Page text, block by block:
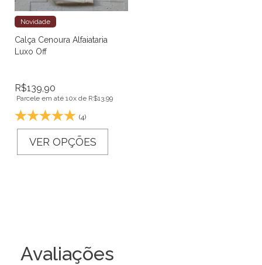
Novidade
Calça Cenoura Alfaiataria
Luxo Off
R$139,90
Parcele em até 10x de R$13,99
(4)
VER OPÇÕES
Avaliações